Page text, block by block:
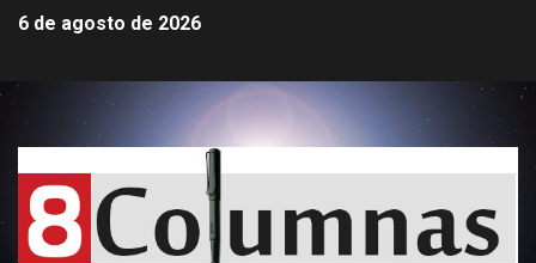
6 de agosto de 2026